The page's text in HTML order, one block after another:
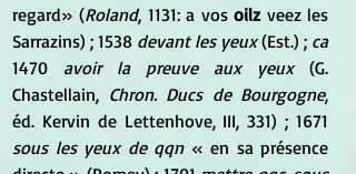
regard» (Roland, 1131: a vos oilz veez les
Sarrazins) ; 1538 devant les yeux (Est.) ; ca
1470 avoir la preuve aux yeux (G.
Chastellain, Chron. Ducs de Bourgogne,
sous les yeux de qqn « en sa présence